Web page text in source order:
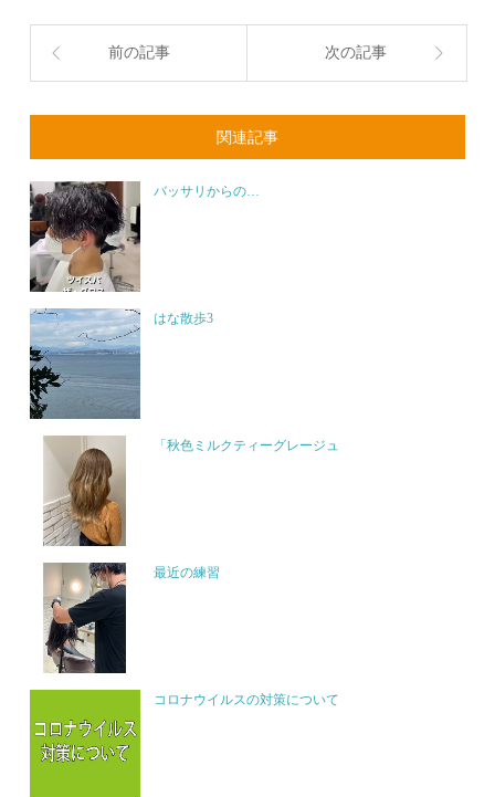
前の記事 次の記事
関連記事
バッサリからの…
はな散歩3
「秋色ミルクティーグレージュ
最近の練習
コロナウイルスの対策について